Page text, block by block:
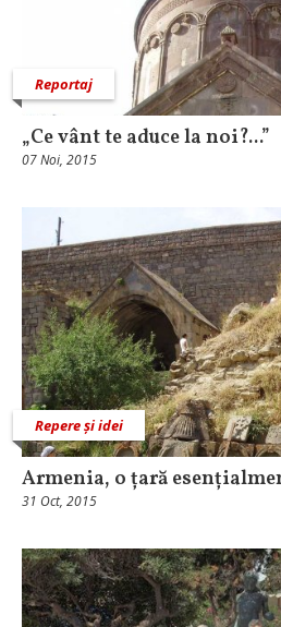
Reportaj
„Ce vânt te aduce la noi?...”
07 Noi, 2015
Repere și idei
Armenia, o țară
31 Oct, 2015